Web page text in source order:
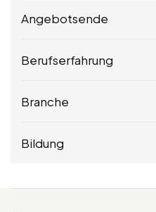
Angebotsende
Berufserfahrung
Branche
Bildung